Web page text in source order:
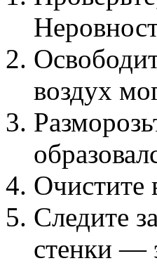
воздух
Очистите
Следите
стенки —